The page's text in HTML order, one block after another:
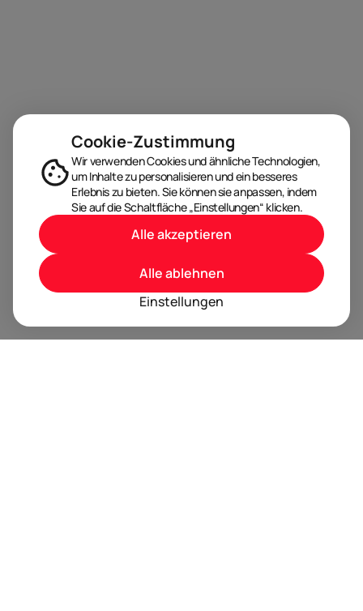
Cookie-Zustimmung
Wir verwenden Cookies und ähnliche Technologien,
um Inhalte zu personalisieren und ein besseres
Erlebnis zu bieten. Sie können sie anpassen, indem
Sie auf die Schaltfläche „Einstellungen“ klicken.
Einstellungen
Alle ablehnen
Alle akzeptieren